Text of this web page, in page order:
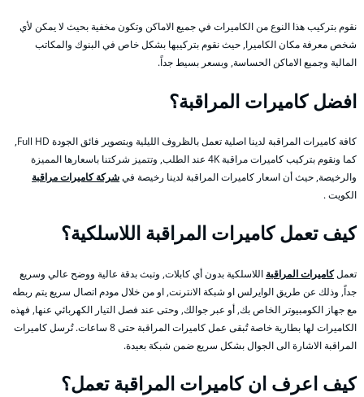
نقوم بتركيب هذا النوع من الكاميرات في جميع الاماكن وتكون مخفية بحيث لا يمكن لأي
شخص معرفة مكان الكاميرا, حيث نقوم بتركيبها بشكل خاص في البنوك والمكاتب
المالية وجميع الاماكن الحساسة, وبسعر بسيط جداً.
افضل كاميرات المراقبة؟
كافة كاميرات المراقبة لدينا اصلية تعمل بالظروف الليلية وبتصوير فائق الجودة Full HD,
كما ونقوم بتركيب كاميرات مراقبة 4K عند الطلب, وتتميز شركتنا باسعارها المميزة
والرخيصة, حيث أن اسعار كاميرات المراقبة لدينا رخيصة فيشركة كاميرات مراقبة
الكويت .
كيف تعمل كاميرات المراقبة اللاسلكية؟
تعملكاميرات المراقبة اللاسلكية بدون أي كابلات, وتبث بدقة عالية ووضح عالي وسريع
جداً, وذلك عن طريق الوايرلس او شبكة الانترنت, او من خلال مودم اتصال سريع يتم ربطه
مع جهاز الكومبيوتر الخاص بك, أو عبر جوالك, وحتى عند فصل التيار الكهربائي عنها, فهذه
الكاميرات لها بطارية خاصة تُبقى عمل كاميرات المراقبة حتى 8 ساعات. تُرسل كاميرات
المراقبة الاشارة الى الجوال بشكل سريع ضمن شبكة بعيدة.
كيف اعرف ان كاميرات المراقبة تعمل؟